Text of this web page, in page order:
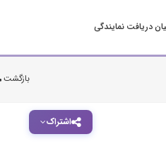
دریافت نمایندگی
بازگشت
اشتراک